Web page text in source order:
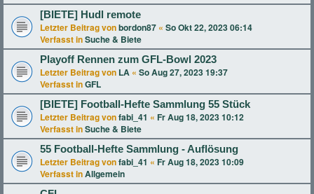
[BIETE] Hudl remote
Letzter Beitrag vonbordon87 « So Okt 22, 2023 06:14
Verfasst inSuche & Biete
Playoff Rennen zum GFL-Bowl 2023
Letzter Beitrag von LA « So Aug 27, 2023 19:37
Verfasst inGFL
[BIETE] Football-Hefte Sammlung 55 Stück
Letzter Beitrag vonfabi_41 « Fr Aug 18, 2023 10:12
Verfasst inSuche & Biete
55 Football-Hefte Sammlung - Auflösung
Letzter Beitrag vonfabi_41 « Fr Aug 18, 2023 10:09
Verfasst inAllgemein